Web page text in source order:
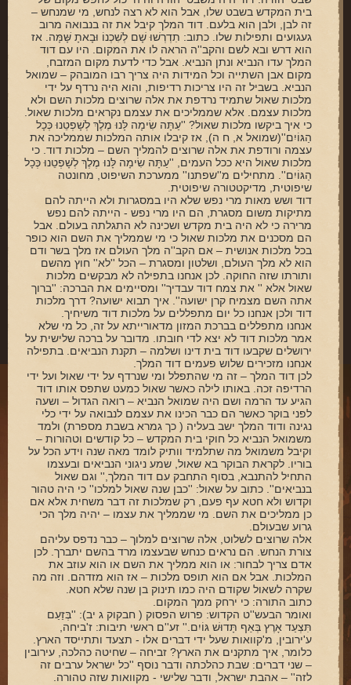
בית המקדש בשבט שלו, אבל הוא לא רצה לנחש, מי שמנחש –
זה לבן, ולבן הוא בלעם. דוד המלך קיבל את זה בנבואה מרוב
געגועים ותפילות שלו. כתוב: תִדְרְשׁוּ שָׁם לְשִׁכְנוֹ וּבָאתָ שָּׁמָּה. אז
הוא דרש ובא לשם והקב''ה הראה לו את המקום. היו עם דוד
המלך עדו הנביא ונתן הנביא. אבל כדי לדעת מקום המזבח,
מקום אבן השתייה וכל המידות היה צריך רבו המובהק – שמואל
הנביא. בשביל זה היו צריכות רדיפות, והוא היה נרדף על ידי
מלכות שאול שתמיד נרדפת את אלה שרוצים מלכות השם ולא
מלכות עצמם. אלא שממליכים את עצמם נקראים מלכות שאול.
כי איך ביקשו מלכות שאול? ''עַתָּה שִׂימָה לָּנוּ מֶלֶךְ לְשָׁפְטֵנוּ כְּכָל
הַגּוֹיִם''(שמואל א, ח ה), אז קיבלו אותה המלכות שממליכה את
עצמה ורודפת את אלה שרוצים להמליך השם – מלכות דוד. כי
מלכות שאול היא ככל העמים, ''עַתָּה שִׂימָה לָּנוּ מֶלֶךְ לְשָׁפְטֵנוּ כְּכָל
הַגּוֹיִם''. מתחילים מ''שפתנו'' ממערכת השיפוט, מחונטה
שיפוטית, מדיקטטורה שיפוטית.
דוד ושש מאות מרי נפש שלא היו במסגרות ולא הייתה להם
מתיקות משום מסגרת, הם היו מרי נפש - הייתה להם נפש
מרירה כי לא היה בית מקדש ושכינה לא התגלתה בעולם. אבל
הם מסכנים את מלכות שאול כי מי שממליך את השם הוא כופר
בכל מלכות אנושית – אם הקב''ה מלך העולם אז מלך בשר ודם
הוא לא מלך העולם, ושלטון ומסגרת – הכל ''לא'' חוץ מהשם
ותורתו שזה החוקה. לכן אנחנו בתפילה לא מבקשים מלכות
שאול אלא '' את צמח דוד עבדיך'' ומסיימים את הברכה: ''ברוך
אתה השם מצמיח קרן ישועה''. איך תבוא ישועה? דרך מלכות
דוד ולכן אנחנו כל יום מתפללים על מלכות דוד משיחיך.
אנחנו מתפללים בברכת המזון מדאורייתא על זה, כל מי שלא
אמר מלכות דוד לא יצא לדי חובתו. מדובר על ברכה שלישית על
ירושלים שקבעו דוד בית דינו ושלמה – תקנת הנביאים. בתפילה
אנחנו מזכירים שלוש פעמים דוד המלך.
לכן דוד המלך – זה מי שהתפלל ומי שנרדף על ידי שאול ועל ידי
הרדיפה זכה. באותו לילה כאשר שאול כמעט שתפס אותו דוד
הגיע עד הרמה ושם היה שמואל הנביא – רואה הגדול – ושעה
לפני בוקר כאשר הם כבר הכינו את עצמם לנבואה על ידי כלי
נגינה ודוד המלך ישב בעליה ( כך גמרא בשבת מספרת) ולמד
משמואל הנביא כל חוקי בית המקדש – כל קודשים וטהורות –
וקיבל משמואל מה שתלמיד וותיק לומד מאה שנה וידע הכל על
בוריו. לקראת הבוקר בא שאול, שמע ניגוני הנביאים ובעצמו
התחיל להתנבא, בסוף התחבק עם דוד המלך,'' וגם שאול
בנביאים''. כתוב על שאול: ''כבן שנה שאול למלכו'' כי היה טהור
וקדוש ולא חטא עף פעם, רק שמלכות זה דבר משחית אלא אם
כן ממליכים את השם. מי שממליך את עצמו – יהיה מלך הכי
גרוע שבעולם.
אלה שרוצים לשלוט, אלה שרוצים למלוך – כבר נדפס עליהם
צורת הנחש. הם נראים כנחש שבעצמו מרד בהשם יתברך. לכן
אדם צריך לבחור: או הוא ממליך את השם או הוא עוזב את
המלכות. אבל אם הוא תופס מלכות – אז הוא מזדהם. וזה מה
שקרה לשאול שקודם היה כמו תינוק בן שנה שלא חטא.
כתוב התורה: כי ירחק ממך המקום.
ואומר הבעש''ט הקדוש: פרוש הפסוק ( חבקוק ג יב): ''בְּזַעַם
תִּצְעַד אָרֶץ בְּאַף תָּדוּשׁ גּוֹיִם.'' זע''ם ראשי תיבות: ז'ביחה,
ע'ירובין, מ'קוואות שעל ידי דברים אלו - תצעד ותתייסד הארץ.
כלומר, איך מתקנים את הארץ? זביחה – שחיטה כהלכה, עירובין
– שני דברים: שבת כהלכתה ודבר נוסף ''כל ישראל ערבים זה
לזה'' – אהבת ישראל, ודבר שלישי - מקוואות שזה טהורה.